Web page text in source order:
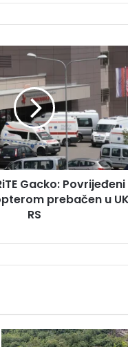
Gacko: Povrijeđeni
prebačen u
RS